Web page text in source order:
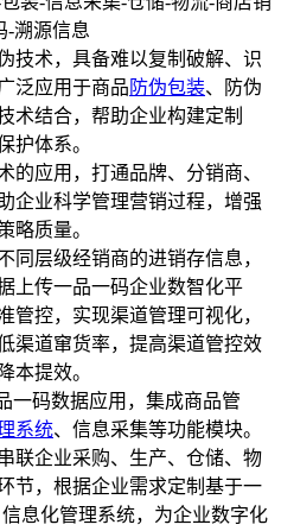
-溯源信息
技术，具备难以复制破解、识
泛应用于商品 防伪包装、防伪
术结合，帮助企业构建定制
护体系。
的应用，打通品牌、分销商、
企业科学管理营销过程，增强
略质量。
同层级经销商的进销存信息，
上传一品一码企业数智化平
管控，实现渠道管理可视化，
渠道窜货率，提高渠道管控效
本提效。
一码数据应用，集成商品管
系统、信息采集等功能模块。
联企业采购、生产、仓储、物
节，根据企业需求定制基于一
息化管理系统，为企业数字化